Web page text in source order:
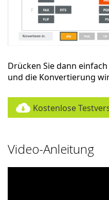
Drücken Sie dann
und die Konvertierung
Kostenlose
Video-Anleitung